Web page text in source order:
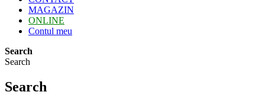
MAGAZIN
ONLINE
Contul meu
Search
Search
Search